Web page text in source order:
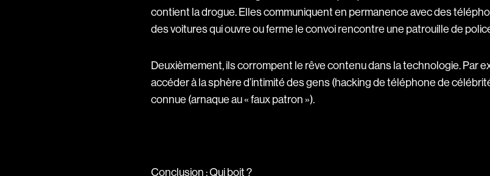
contient la drogue. Elles communiquent en permanence avec des
des voitures qui ouvre ou ferme le convoi rencontre une patrouille de
Deuxièmement, ils corrompent le rêve contenu dans la technologie. Par
accéder à la sphère d’intimité des gens (hacking de téléphone de
connue (arnaque au « faux patron »).
Conclusion : Qui boit ?